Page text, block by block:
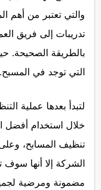
والتي تعتبر من أهم
تدريبات إلى فريق
بالطريقة الصحيحة.
التي توجد في المسبح.
لتبدأ بعدها عملية
خلال استخدام أفضل
تنظيف المسابح،
الشركة إلا أنها
مضمونة ومرضية